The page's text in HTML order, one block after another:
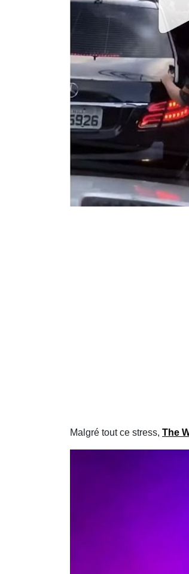
Malgré tout ce stress, The